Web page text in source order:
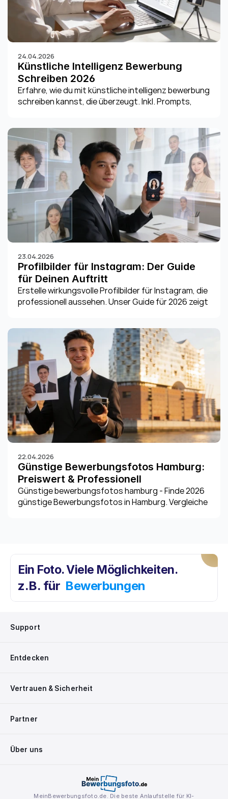
24.04.2026
Künstliche Intelligenz Bewerbung
Schreiben 2026
Erfahre, wie du mit künstliche intelligenz bewerbung
schreiben kannst, die überzeugt. Inkl. Prompts,
23.04.2026
Profilbilder für Instagram: Der Guide
für Deinen Auftritt
Erstelle wirkungsvolle Profilbilder für Instagram, die
professionell aussehen. Unser Guide für 2026 zeigt
22.04.2026
Günstige Bewerbungsfotos Hamburg:
Preiswert & Professionell
Günstige bewerbungsfotos hamburg - Finde 2026
günstige Bewerbungsfotos in Hamburg. Vergleiche
Ein Foto. Viele Möglichkeiten.
z.B. für Bewerbungen
Support
Entdecken
Vertrauen & Sicherheit
Partner
Über uns
MeinBewerbungsfoto.de. Die beste Anlaufstelle für KI-